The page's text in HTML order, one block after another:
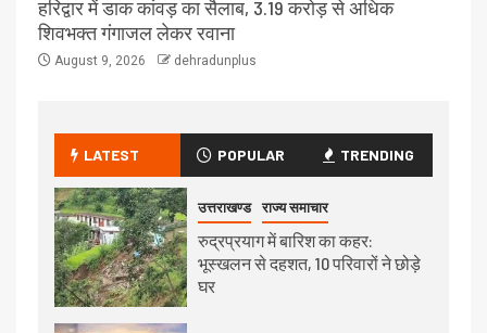
हरिद्वार में डाक कांवड़ का सैलाब, 3.19 करोड़ से अधिक
शिवभक्त गंगाजल लेकर रवाना
August 9, 2026 dehradunplus
LATEST POPULAR TRENDING
उत्तराखण्ड राज्य समाचार
रुद्रप्रयाग में बारिश का कहर:
भूस्खलन से दहशत, 10 परिवारों ने छोड़े
घर